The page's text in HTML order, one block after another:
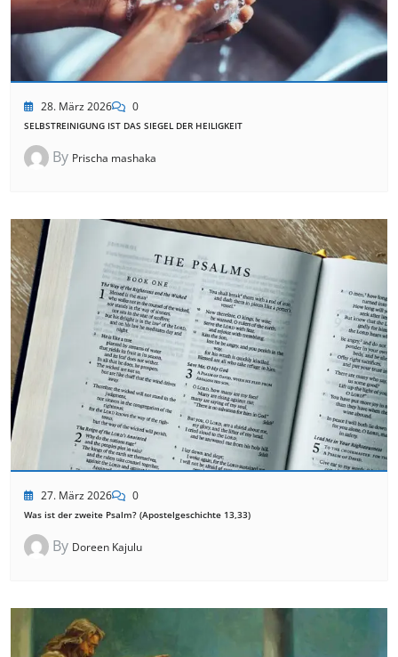
28. März 2026 0
SELBSTREINIGUNG IST DAS SIEGEL DER HEILIGKEIT
By Prischa mashaka
27. März 2026 0
Was ist der zweite Psalm? (Apostelgeschichte 13,33)
By Doreen Kajulu